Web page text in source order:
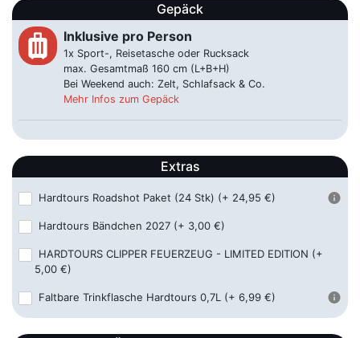
Bielefeld - Hbf
Bahnhofsplatz, 33602 Bielefeld
Bocholt - Hbf
Hindenburgstraße 5, 46395
Wittener Str. 38, 44787 Bochum
Bonn - ZOB
Joseph-Beuys-Allee, 53113 Bonn 15.05.2027 ca. 08:45 Uhr
Borken - Hbf 59,00 €
Bahnhofstr. 22 , 46325 Borken
Butzbach - Hbf 69,00 €
Bahnhofsplatz, 35510 Butzbach
Gepäck
luggage Inklusive pro Person
1x Sport-, Reisetasche oder Rucksack
max. Gesamtmaß 160 cm (L+B+H)
Bei Weekend auch: Zelt, Schlafsack & Co.
Mehr Infos zum Gepäck
Extras
Hardtours Roadshot Paket (24 Stk) (+ 24,95 €)
Hardtours Bändchen 2027 (+ 3,00 €)
HARDTOURS CLIPPER FEUERZEUG - LIMITED EDITION (+
5,00 €)
Faltbare Trinkflasche Hardtours 0,7L (+ 6,99 €)